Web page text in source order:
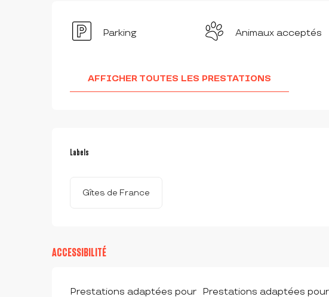
Parking Animaux acceptés
AFFICHER TOUTES LES PRESTATIONS
OFFRES DE PRESTATIONS
Labels
Labels
Gîtes de France
ACCESSIBILITÉ
Prestations adaptées pour
Prestations adaptées pour